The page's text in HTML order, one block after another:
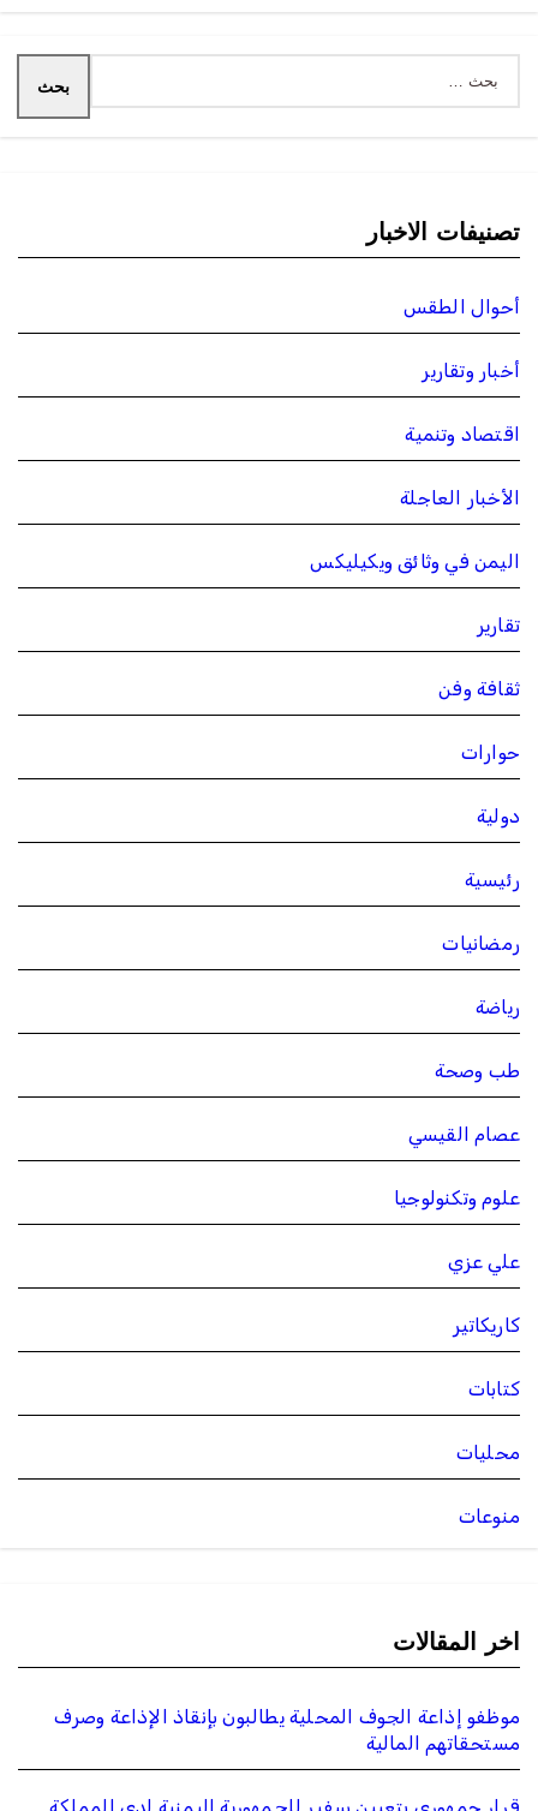
عن:
تصنيفات الاخبار
أحوال الطقس
أخبار وتقارير
اقتصاد وتنمية
الأخبار العاجلة
اليمن في وثائق ويكيليكس
تقارير
ثقافة وفن
حوارات
دولية
رئيسية
رمضانيات
رياضة
طب وصحة
عصام القيسي
علوم وتكنولوجيا
علي عزي
كاريكاتير
كتابات
محليات
منوعات
اخر المقالات
موظفو إذاعة الجوف المحلية يطالبون بإنقاذ الإذاعة وصرف
مستحقاتهم المالية